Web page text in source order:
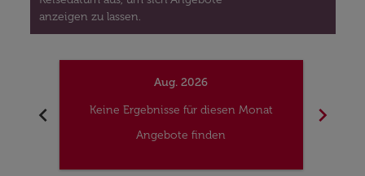
anzeigen zu lassen.
chevron_left
Aug. 2026
Keine Ergebnisse für diesen Monat
Angebote finden
chevron_right